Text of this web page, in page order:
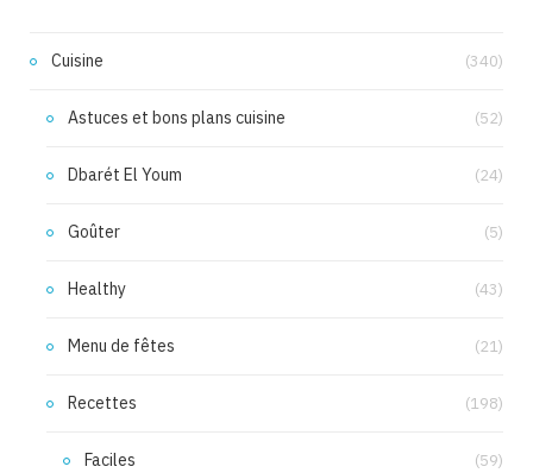
Cuisine (340)
Astuces et bons plans cuisine (52)
Dbarét El Youm (24)
Goûter (5)
Healthy (43)
Menu de fêtes (21)
Recettes (198)
Faciles (59)